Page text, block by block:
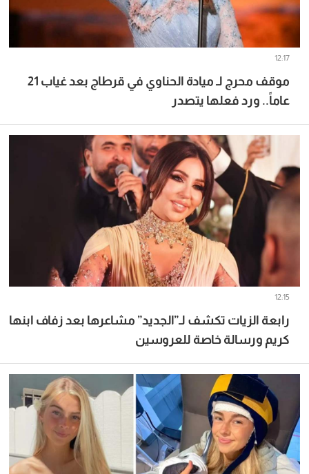
موقف محرج لـ ميادة الحناوي في قرطاج بعد غياب 21
عاماً.. ورد فعلها يتصدر
12:17
رابعة الزيات تكشف لـ”الجديد” مشاعرها بعد زفاف ابنها
كريم ورسالة خاصة للعروسين
12:15